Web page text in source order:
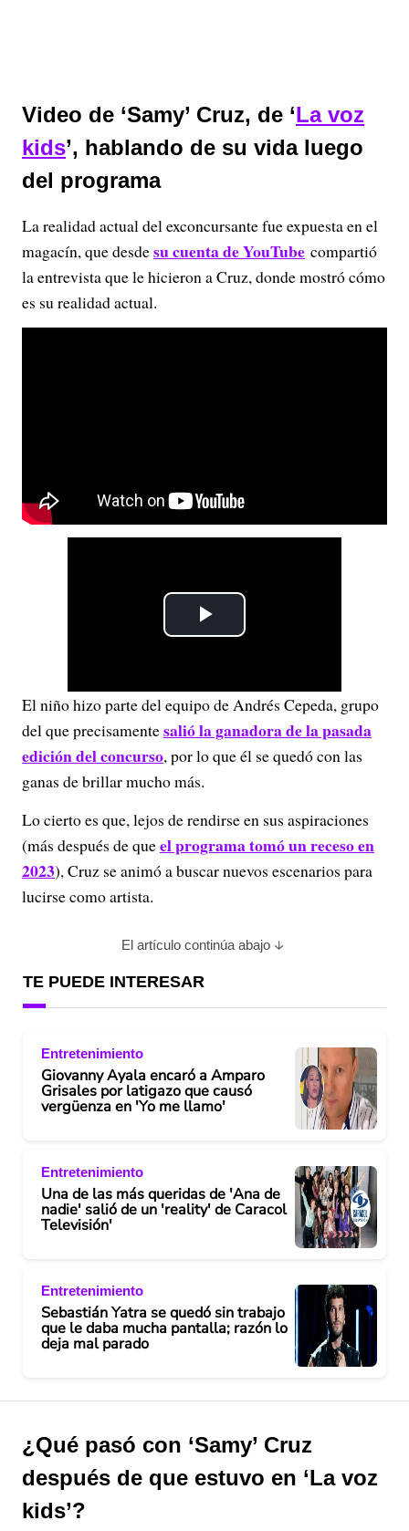
Video de ‘Samy’ Cruz, de ‘La voz
kids’, hablando de su vida luego
del programa
La realidad actual del exconcursante fue expuesta en el
magacín, que desdesu cuenta de YouTube compartió
la entrevista que le hicieron a Cruz, donde mostró cómo
es su realidad actual.
P
a
y
i
d
El niño hizo parte del equipo de Andrés Cepeda, grupo
del que precisamentesalió la ganadora de la pasada
edición del concurso, por lo que él se quedó con las
ganas de brillar mucho más.
Lo cierto es que, lejos de rendirse en sus aspiraciones
(más después de queel programa tomó un receso en
2023), Cruz se animó a buscar nuevos escenarios para
lucirse como artista.
El artículo continúa abajo
TE PUEDE INTERESAR
Entretenimiento
Giovanny Ayala encaró a Amparo
Grisales por latigazo que causó
vergüenza en 'Yo me llamo'
Entretenimiento
Una de las más queridas de 'Ana de
nadie' salió de un 'reality' de Caracol
Televisión'
Entretenimiento
Sebastián Yatra se quedó sin trabajo
que le daba mucha pantalla; razón lo
deja mal parado
¿Qué pasó con ‘Samy’ Cruz
después de que estuvo en ‘La voz
kids’?